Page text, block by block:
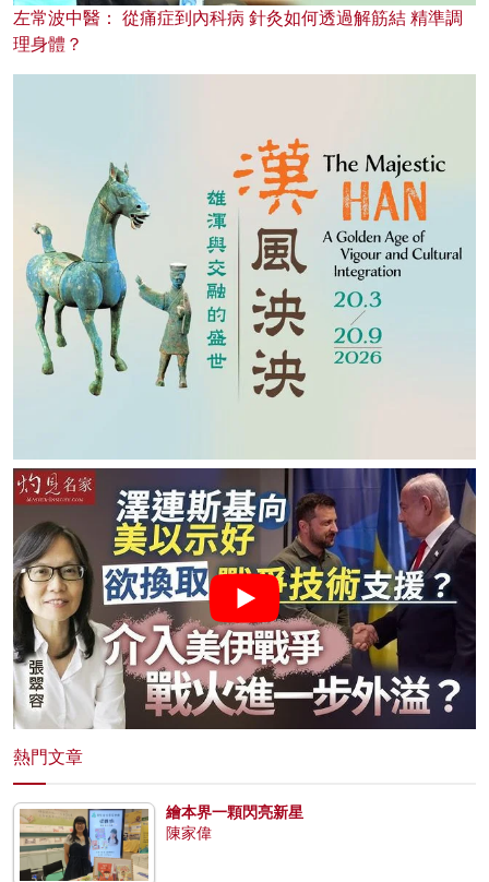
左常波中醫： 從痛症到內科病 針灸如何透過解筋結 精準調
理身體？
熱門文章
繪本界一顆閃亮新星
陳家偉